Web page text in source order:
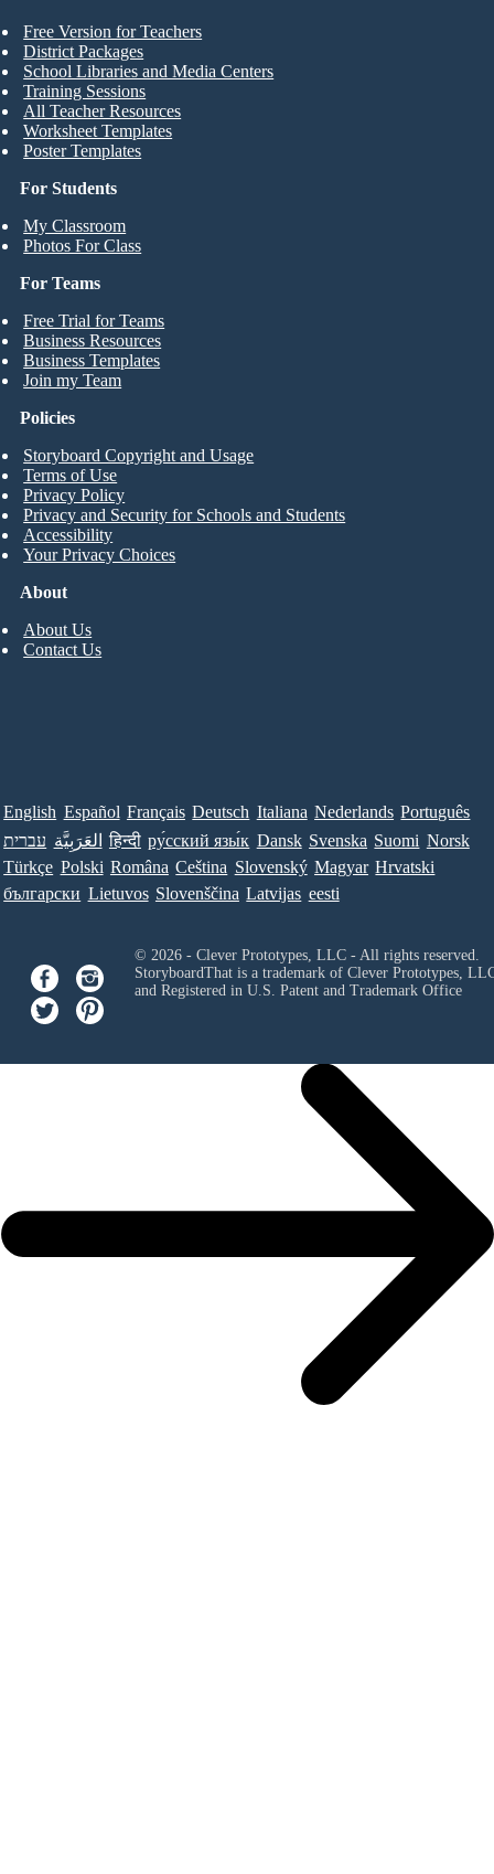
For Students
My Classroom
Photos For Class
Free Version for Teachers
District Packages
School Libraries and Media Centers
Training Sessions
All Teacher Resources
Worksheet Templates
Poster Templates
For Teams
Free Trial for Teams
Business Resources
Business Templates
Join my Team
About
About Us
Contact Us
Policies
Storyboard Copyright and Usage
Terms of Use
Privacy Policy
Privacy and Security for Schools and Students
Accessibility
Your Privacy Choices
English Español Français Deutsch Italiana Nederlands Português
עברית العَرَبِيَّة हिन्दी ру́сский язы́к Dansk Svenska Suomi Norsk
Türkçe Polski Româna Ceština Slovenský Magyar Hrvatski
български Lietuvos Slovenščina Latvijas eesti
© 2026 - Clever Prototypes, LLC - All rights reserved.
StoryboardThat is a trademark of Clever Prototypes,
and Registered in U.S. Patent and Trademark Office